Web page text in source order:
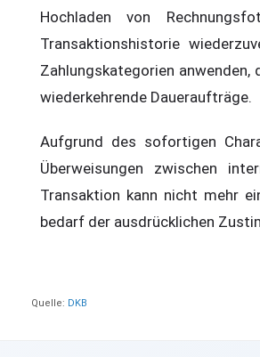
Hochladen von
Transaktionshistorie
Zahlungskategorien anwenden,
wiederkehrende Daueraufträge.
Aufgrund des sofortigen
Überweisungen zwischen
Transaktion kann nicht mehr
bedarf der ausdrücklichen
Quelle: DKB